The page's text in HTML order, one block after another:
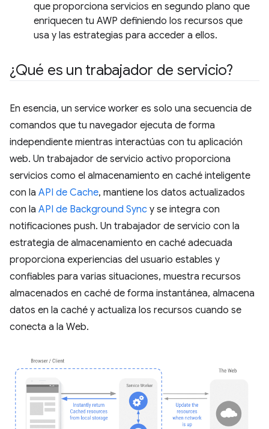
que proporciona servicios en segundo plano que
enriquecen tu AWP definiendo los recursos que
usa y las estrategias para acceder a ellos.
¿Qué es un trabajador de servicio?
En esencia, un service worker es solo una secuencia de
comandos que tu navegador ejecuta de forma
independiente mientras interactúas con tu aplicación
web. Un trabajador de servicio activo proporciona
servicios como el almacenamiento en caché inteligente
con la API de Cache, mantiene los datos actualizados
con la API de Background Sync y se integra con
notificaciones push. Un trabajador de servicio con la
estrategia de almacenamiento en caché adecuada
proporciona experiencias del usuario estables y
confiables para varias situaciones, muestra recursos
almacenados en caché de forma instantánea, almacena
datos en la caché y actualiza los recursos cuando se
conecta a la Web.